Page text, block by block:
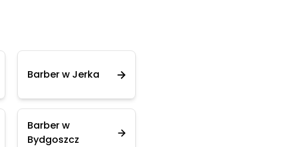
Barber w Jerka
Barber w
Bydgoszcz